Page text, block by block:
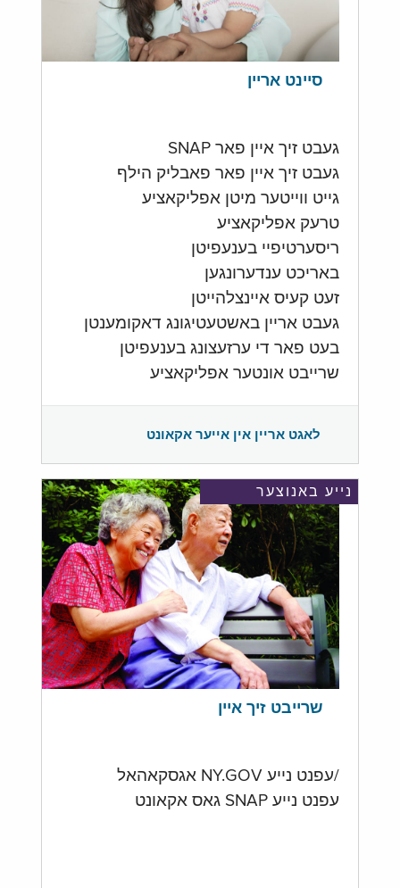
סיינט אריין
געבט זיך איין פאר SNAP
געבט זיך איין פאר פאבליק הילף
גייט ווייטער מיטן אפליקאציע
טרעק אפליקאציע
ריסערטיפיי בענעפיטן
באריכט ענדערונגען
זעט קעיס איינצלהייטן
געבט אריין באשטעטיגונג דאקומענטן
בעט פאר די ערזעצונג בענעפיטן
שרייבט אונטער אפליקאציע
לאגט אריין אין אייער אקאונט
נייע באנוצער
שרייבט זיך איין
/עפנט נייע NY.GOV אגסקאהאל
עפנט נייע SNAP גאס אקאונט